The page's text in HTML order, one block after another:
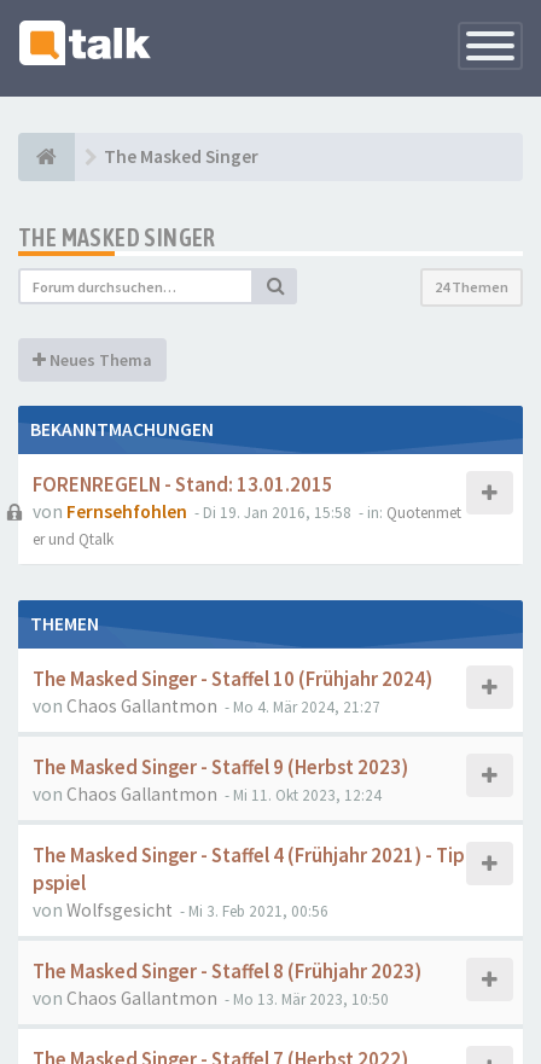
The Masked Singer
THE MASKED SINGER
24 Themen
Neues Thema
BEKANNTMACHUNGEN
FORENREGELN - Stand: 13.01.2015
von Fernsehfohlen - Di 19. Jan 2016, 15:58 - in: Quotenmet
er und Qtalk
THEMEN
The Masked Singer - Staffel 10 (Frühjahr 2024)
von Chaos Gallantmon - Mo 4. Mär 2024, 21:27
The Masked Singer - Staffel 9 (Herbst 2023)
von Chaos Gallantmon - Mi 11. Okt 2023, 12:24
The Masked Singer - Staffel 4 (Frühjahr 2021) - Tip
pspiel
von Wolfsgesicht - Mi 3. Feb 2021, 00:56
The Masked Singer - Staffel 8 (Frühjahr 2023)
von Chaos Gallantmon - Mo 13. Mär 2023, 10:50